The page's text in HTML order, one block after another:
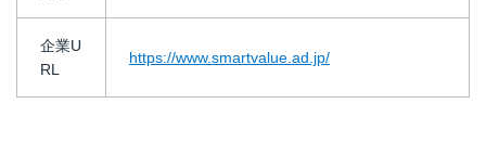
企業U
RL
https://www.smartvalue.ad.jp/